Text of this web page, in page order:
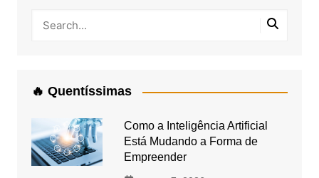
🔥 Quentíssimas
Como a Inteligência Artificial
Está Mudando a Forma de
Empreender